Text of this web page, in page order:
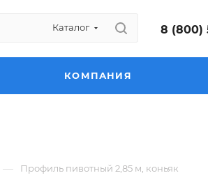
Каталог 8 (800)
КОМПАНИЯ
— Профиль пивотный 2,85 м, коньяк